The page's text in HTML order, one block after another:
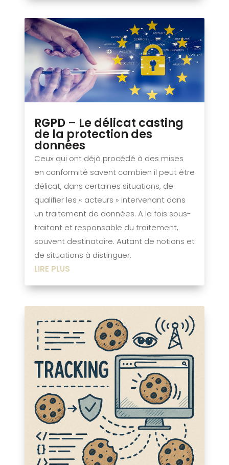
RGPD – Le délicat casting
de la protection des
données
Ceux qui ont déjà procédé à des mises
en conformité savent combien il peut être
délicat, dans certaines situations, de
qualifier les « acteurs » intervenant dans
un traitement de données. A la fois sous-
traitant et responsable du traitement,
souvent destinataire. Autant de notions et
de situations à distinguer.
LIRE PLUS